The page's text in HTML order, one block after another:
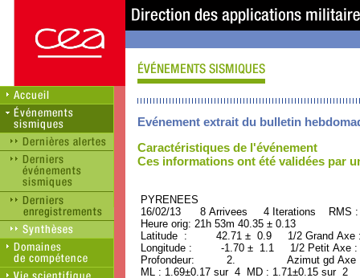
Evénement extrait du bulletin
Caractéristiques de l'événement
Ces informations ont été validées par
PYRENEES ORID :
16/02/13 8 Arrivees 4 Iterations RMS
Heure orig: 21h 53m 40.35 ± 0.13
Latitude : 42.71 ± 0.9 1/2 Grand
Longitude : -1.70 ± 1.1 1/2 Petit Axe
Profondeur: 2. Azimut gd Axe :
ML : 1.69±0.17 sur 4 MD : 1.71±0.15 sur 2